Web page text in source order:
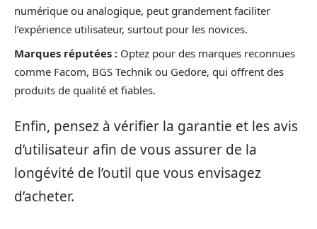
numérique ou analogique, peut grandement faciliter
l’expérience utilisateur, surtout pour les novices.
Marques réputées : Optez pour des marques reconnues
comme Facom, BGS Technik ou Gedore, qui offrent des
produits de qualité et fiables.
Enfin, pensez à vérifier la garantie et les avis
d’utilisateur afin de vous assurer de la
longévité de l’outil que vous envisagez
d’acheter.